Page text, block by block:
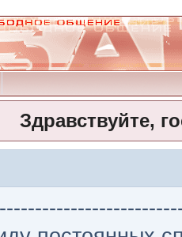
Здравствуйте,